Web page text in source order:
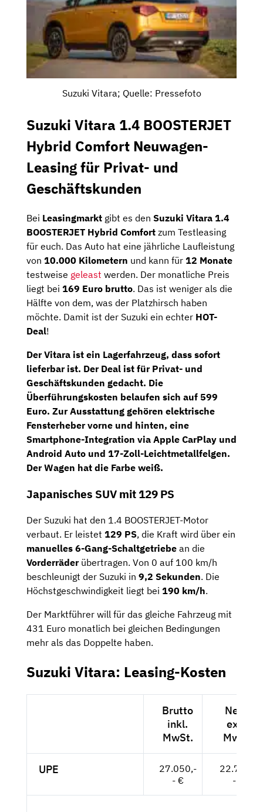
Suzuki Vitara; Quelle: Pressefoto
Suzuki Vitara 1.4 BOOSTERJET
Hybrid Comfort Neuwagen-
Leasing für Privat- und
Geschäftskunden
Bei Leasingmarkt gibt es den Suzuki Vitara 1.4
BOOSTERJET Hybrid Comfort zum Testleasing
für euch. Das Auto hat eine jährliche Laufleistung
von 10.000 Kilometern und kann für 12 Monate
testweise geleast werden. Der monatliche Preis
liegt bei 169 Euro brutto. Das ist weniger als die
Hälfte von dem, was der Platzhirsch haben
möchte. Damit ist der Suzuki ein echter HOT-
Deal!
Der Vitara ist ein Lagerfahrzeug, dass sofort
lieferbarist. Der Deal ist für Privat- und
Geschäftskunden gedacht. Die
Überführungskosten belaufen sich auf 599
Euro. Zur Ausstattung gehören elektrische
Fensterheber vorne und hinten, eine
Smartphone-Integration via Apple CarPlay und
Android Auto und 17-Zoll-Leichtmetallfelgen.
Der Wagen hat die Farbe weiß.
Japanisches SUV mit 129 PS
Der Suzuki hat den 1.4 BOOSTERJET-Motor
verbaut. Er leistet 129 PS, die Kraft wird über ein
manuelles 6-Gang-Schaltgetriebe an die
Vorderräder übertragen. Von 0 auf 100 km/h
beschleunigt der Suzuki in 9,2 Sekunden. Die
Höchstgeschwindigkeit liegt bei 190 km/h.
Der Marktführer will für das gleiche Fahrzeug mit
431 Euro monatlich bei gleichen Bedingungen
mehr als das Doppelte haben.
Suzuki Vitara: Leasing-Kosten
Brutto
inkl.
MwSt.
Netto
exkl.
MwSt.
UPE
27.050,-
- €
22.731,-
- €